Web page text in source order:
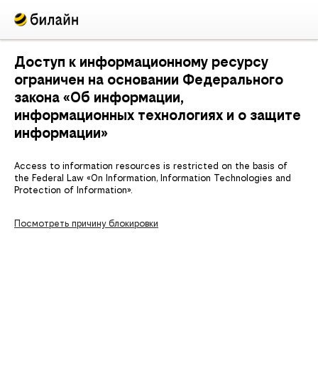
Доступ к информационному ресурсу
ограничен на основании Федерального
закона «Об информации,
информационных технологиях и о защите
информации»
Access to information resources is restricted on the basis of
the Federal Law «On Information, Information Technologies and
Protection of Information».
Посмотреть причину блокировки